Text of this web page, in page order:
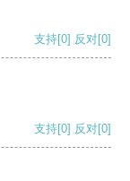
支持[0] 反对[0]
支持[0] 反对[0]